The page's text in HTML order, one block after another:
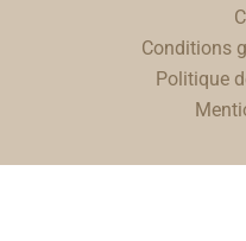
Conditions
Politique